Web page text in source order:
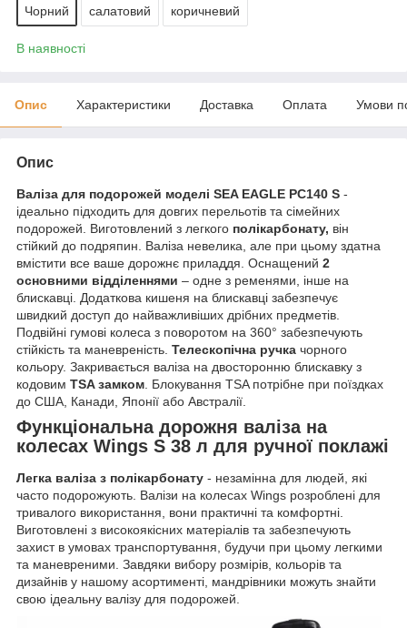
Чорний салатовий коричневий
В наявності
Опис Характеристики Доставка Оплата Умови
Опис
Валіза для подорожей моделі SEA EAGLE PC140 S -
ідеально підходить для довгих перельотів та сімейних
подорожей. Виготовлений з легкого полікарбонату, він
стійкий до подряпин. Валіза невелика, але при цьому здатна
вмістити все ваше дорожнє приладдя. Оснащений 2
основними відділеннями – одне з ременями, інше на
блискавці. Додаткова кишеня на блискавці забезпечує
швидкий доступ до найважливіших дрібних предметів.
Подвійні гумові колеса з поворотом на 360° забезпечують
стійкість та маневреність. Телескопічна ручка чорного
кольору. Закривається валіза на двосторонню блискавку з
кодовим TSA замком . Блокування TSA потрібне при поїздках
до США, Канади, Японії або Австралії.
Функціональна дорожня валіза на
колесах Wings S 38 л для ручної поклажі
Легка валіза з полікарбонату - незамінна для людей, які
часто подорожують. Валізи на колесах Wings розроблені для
тривалого використання, вони практичні та комфортні.
Виготовлені з високоякісних матеріалів та забезпечують
захист в умовах транспортування, будучи при цьому легкими
та маневреними. Завдяки вибору розмірів, кольорів та
дизайнів у нашому асортименті, мандрівники можуть знайти
свою ідеальну валізу для подорожей.